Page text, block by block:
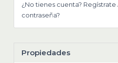
¿No tienes cuenta? Regístrate
contraseña?
Propiedades